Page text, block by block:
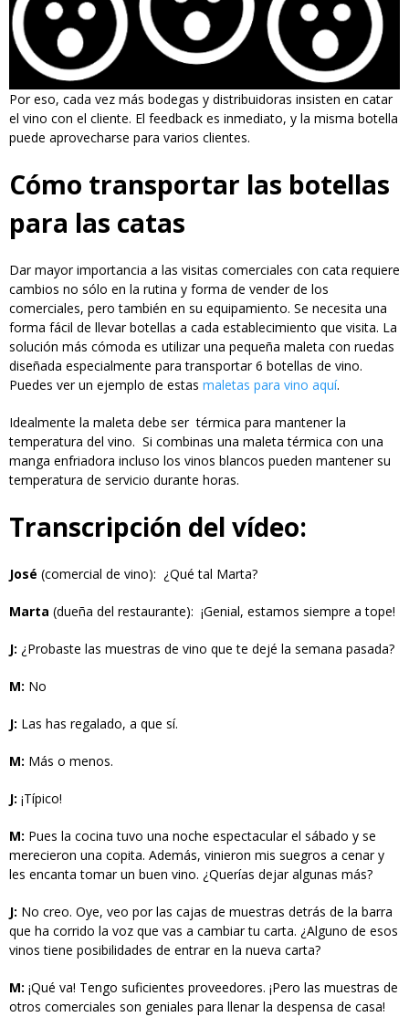
Por eso, cada vez más bodegas y distribuidoras insisten en catar
el vino con el cliente. El feedback es inmediato, y la misma botella
puede aprovecharse para varios clientes.
Cómo transportar las botellas
para las catas
Dar mayor importancia a las visitas comerciales con cata requiere
cambios no sólo en la rutina y forma de vender de los
comerciales, pero también en su equipamiento. Se necesita una
forma fácil de llevar botellas a cada establecimiento que visita. La
solución más cómoda es utilizar una pequeña maleta con ruedas
diseñada especialmente para transportar 6 botellas de vino.
Puedes ver un ejemplo de estas maletas para vino aquí.
Idealmente la maleta debe ser térmica para mantener la
temperatura del vino. Si combinas una maleta térmica con una
manga enfriadora incluso los vinos blancos pueden mantener su
temperatura de servicio durante horas.
Transcripción del vídeo:
José (comercial de vino): ¿Qué tal Marta?
Marta (dueña del restaurante): ¡Genial, estamos siempre a tope!
J: ¿Probaste las muestras de vino que te dejé la semana pasada?
M: No
J: Las has regalado, a que sí.
M: Más o menos.
J: ¡Típico!
M: Pues la cocina tuvo una noche espectacular el sábado y se
merecieron una copita. Además, vinieron mis suegros a cenar y
les encanta tomar un buen vino. ¿Querías dejar algunas más?
J: No creo. Oye, veo por las cajas de muestras detrás de la barra
que ha corrido la voz que vas a cambiar tu carta. ¿Alguno de esos
vinos tiene posibilidades de entrar en la nueva carta?
M: ¡Qué va! Tengo suficientes proveedores. ¡Pero las muestras de
otros comerciales son geniales para llenar la despensa de casa!